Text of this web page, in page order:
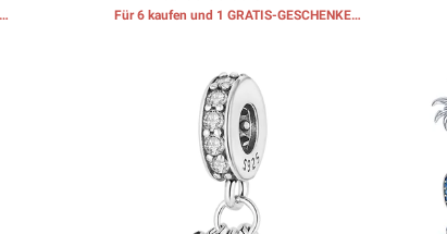
Für 6 kaufen und 1 GRATIS-GESCHENKE